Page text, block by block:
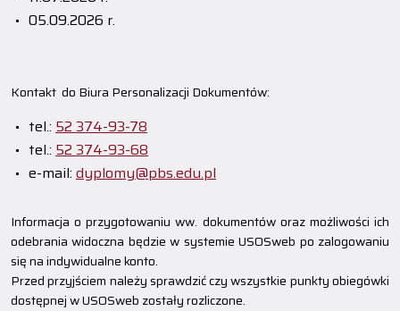
05.09.2026 r.
Kontakt do Biura Personalizacji Dokumentów:
tel.: 52 374-93-78
tel.: 52 374-93-68
e-mail: dyplomy@pbs.edu.pl
Informacja o przygotowaniu ww. dokumentów oraz możliwości ich
odebrania widoczna będzie w systemie USOSweb po zalogowaniu
się na indywidualne konto.
Przed przyjściem należy sprawdzić czy wszystkie punkty obiegówki
dostępnej w USOSweb zostały rozliczone.